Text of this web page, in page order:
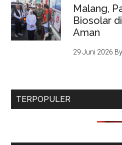
Malang,
Biosolar
Aman
29 Juni 2026
TERPOPULER